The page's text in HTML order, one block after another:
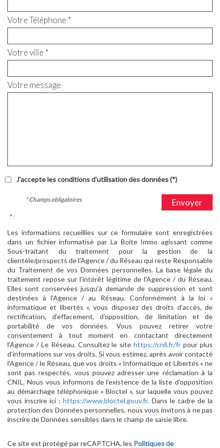
Votre Téléphone *
Votre ville *
Votre message
J'accepte les conditions d'utilisation des données (*)
Envoyer
* Champs obligatoires
* :
Les informations recueillies sur ce formulaire sont enregistrées
dans un fichier informatisé par La Boite Immo agissant comme
Sous-traitant du traitement pour la gestion de la
clientèle/prospects de l'Agence / du Réseau qui reste Responsable
du Traitement de vos Données personnelles. La base légale du
traitement repose sur l'intérêt légitime de l'Agence / du Réseau.
Elles sont conservées jusqu'à demande de suppression et sont
destinées à l'Agence / au Réseau. Conformément à la loi «
informatique et libertés », vous disposez des droits d’accès, de
rectification, d’effacement, d’opposition, de limitation et de
portabilité de vos données. Vous pouvez retirer votre
consentement à tout moment en contactant directement
l’Agence / Le Réseau. Consultez le sitehttps://cnil.fr/fr pour plus
d’informations sur vos droits. Si vous estimez, après avoir contacté
l'Agence / le Réseau, que vos droits « Informatique et Libertés » ne
sont pas respectés, vous pouvez adresser une réclamation à la
CNIL. Nous vous informons de l’existence de la liste d'opposition
au démarchage téléphonique « Bloctel », sur laquelle vous pouvez
vous inscrire ici :https://www.bloctel.gouv.fr. Dans le cadre de la
protection des Données personnelles, nous vous invitons à ne pas
inscrire de Données sensibles dans le champ de saisie libre.
Ce site est protégé par reCAPTCHA, les Politiques de